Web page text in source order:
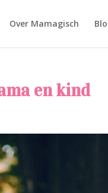
Over Mamagisch
en kind